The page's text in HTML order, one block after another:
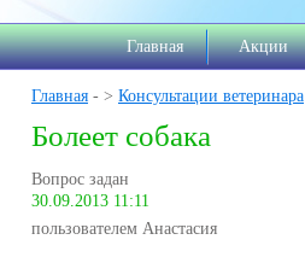
Главная Акции
Главная - > Консультации ветеринара
Болеет собака
Вопрос задан
30.09.2013 11:11
пользователем Анастасия